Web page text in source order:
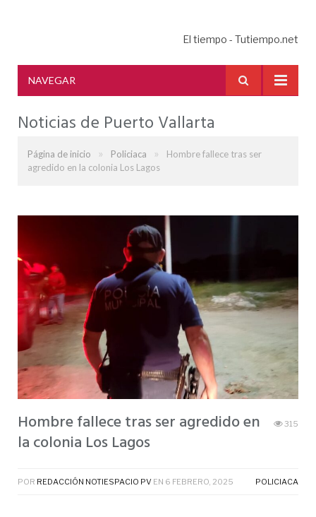
El tiempo - Tutiempo.net
NAVEGAR
Noticias de Puerto Vallarta
Página de inicio » Policiaca »
Hombre fallece tras ser
agredido en la colonia Los Lagos
Hombre fallece tras ser agredido en
la colonia Los Lagos
315
POR REDACCIÓN NOTIESPACIO PV EN 6 FEBRERO, 2025 POLICIACA